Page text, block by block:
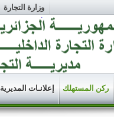
وزارة التجارة
ركن المستهلك إعلانـات المديرية